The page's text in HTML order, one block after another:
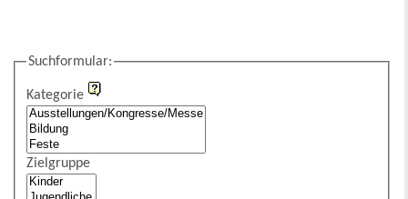
Suchformular:
Kategorie
Zielgruppe